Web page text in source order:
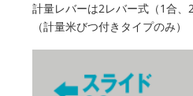
計量レバーは2レバー式（1合、2
（計量米びつ付きタイプのみ）